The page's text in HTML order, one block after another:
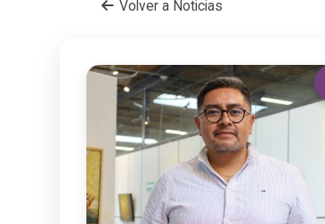
Volver a Noticias